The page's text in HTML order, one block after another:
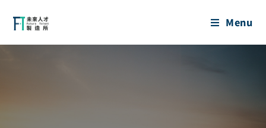
Menu